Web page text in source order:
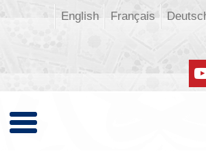
Français
English